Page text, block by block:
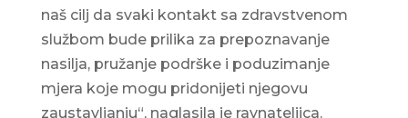
naš cilj da svaki kontakt sa zdravstvenom
službom bude prilika za prepoznavanje
nasilja, pružanje podrške i poduzimanje
mjera koje mogu pridonijeti njegovu
zaustavljanju“, naglasila je ravnateljica.